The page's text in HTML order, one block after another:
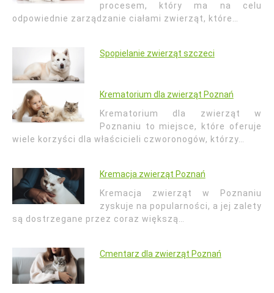
procesem, który ma na celu
odpowiednie zarządzanie ciałami zwierząt, które…
Spopielanie zwierząt szczeci
Krematorium dla zwierząt Poznań
Krematorium dla zwierząt w
Poznaniu to miejsce, które oferuje
wiele korzyści dla właścicieli czworonogów, którzy…
Kremacja zwierząt Poznań
Kremacja zwierząt w Poznaniu
zyskuje na popularności, a jej zalety
są dostrzegane przez coraz większą…
Cmentarz dla zwierząt Poznań